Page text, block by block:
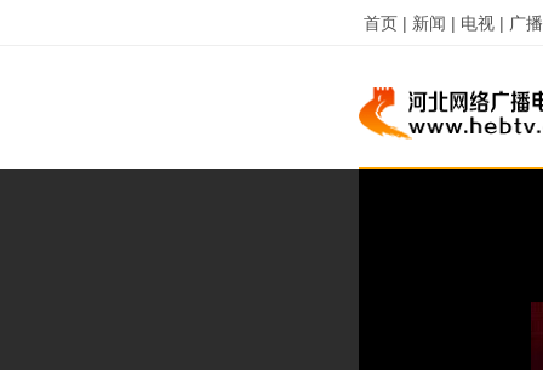
首页 | 新闻 | 电视 | 广